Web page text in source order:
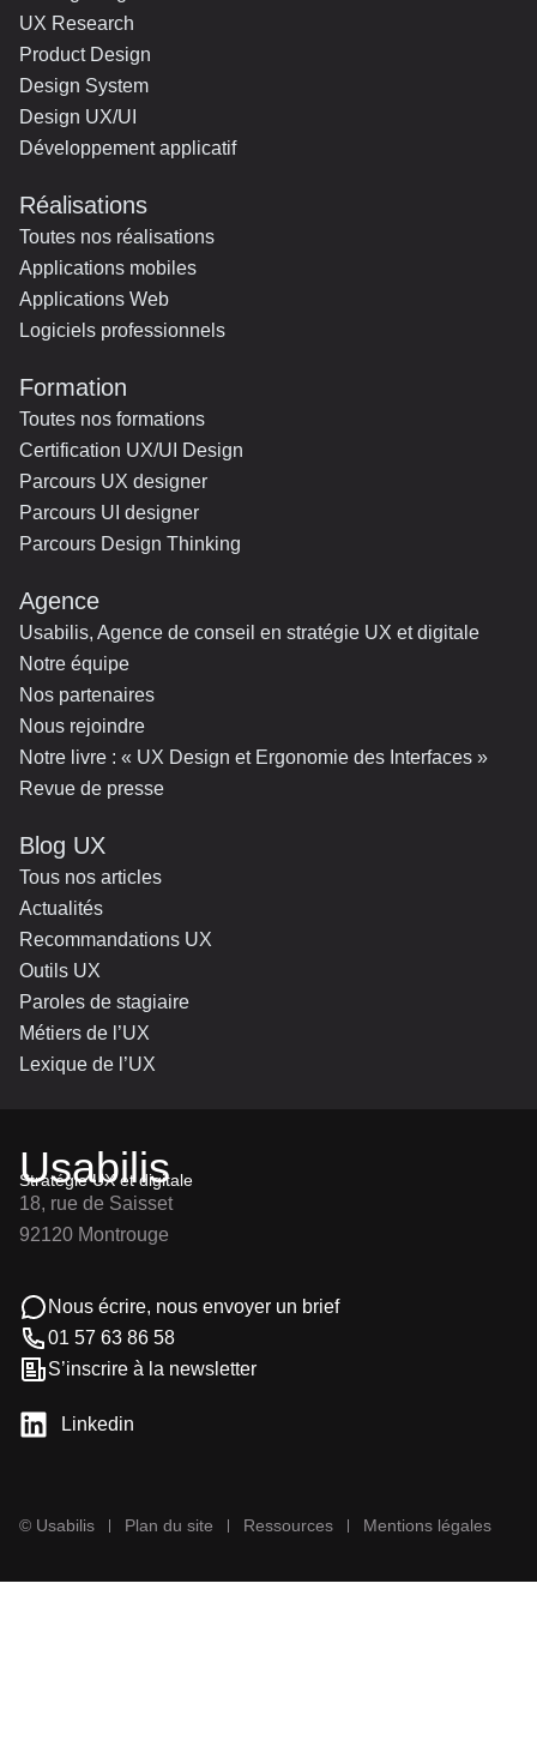
UX Research
Product Design
Design System
Design UX/UI
Développement applicatif
Réalisations
Toutes nos réalisations
Applications mobiles
Applications Web
Logiciels professionnels
Formation
Toutes nos formations
Certification UX/UI Design
Parcours UX designer
Parcours UI designer
Parcours Design Thinking
Agence
Usabilis, Agence de conseil en stratégie UX et digitale
Notre équipe
Nos partenaires
Nous rejoindre
Notre livre : « UX Design et Ergonomie des Interfaces »
Revue de presse
Blog UX
Tous nos articles
Actualités
Recommandations UX
Outils UX
Paroles de stagiaire
Métiers de l’UX
Lexique de l’UX
Usabilis
Stratégie UX et digitale
18, rue de Saisset
92120 Montrouge
Nous écrire, nous envoyer un brief
01 57 63 86 58
S’inscrire à la newsletter
Linkedin
© Usabilis Plan du site Ressources Mentions légales